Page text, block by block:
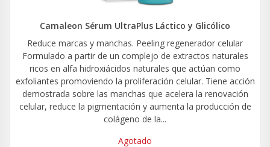
Camaleon Sérum UltraPlus Láctico y Glicólico
Reduce marcas y manchas. Peeling regenerador celular
Formulado a partir de un complejo de extractos naturales
ricos en alfa hidroxiácidos naturales que actúan como
exfoliantes promoviendo la proliferación celular. Tiene acción
demostrada sobre las manchas que acelera la renovación
celular, reduce la pigmentación y aumenta la producción de
colágeno de la...
Agotado